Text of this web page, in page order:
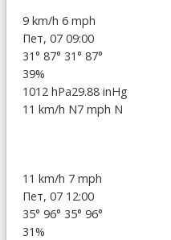
9 km/h 6 mph
Пет, 07 09:00
31° 87° 31° 87°
39%
1012 hPa29.88 inHg
11 km/h N7 mph N
11 km/h 7 mph
Пет, 07 12:00
35° 96° 35° 96°
31%